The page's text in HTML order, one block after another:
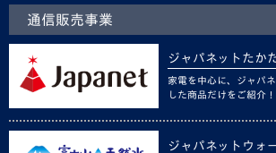
通信販売事業
ジャパネットたか
家電を中心に、ジャパ
した商品だけをご紹介！
ジャパネットウォ